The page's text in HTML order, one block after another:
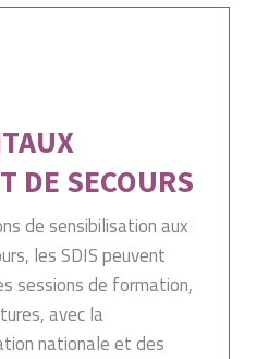
DE SECOURS
de sensibilisation aux
les SDIS peuvent
sessions de formation,
avec la
nationale et des